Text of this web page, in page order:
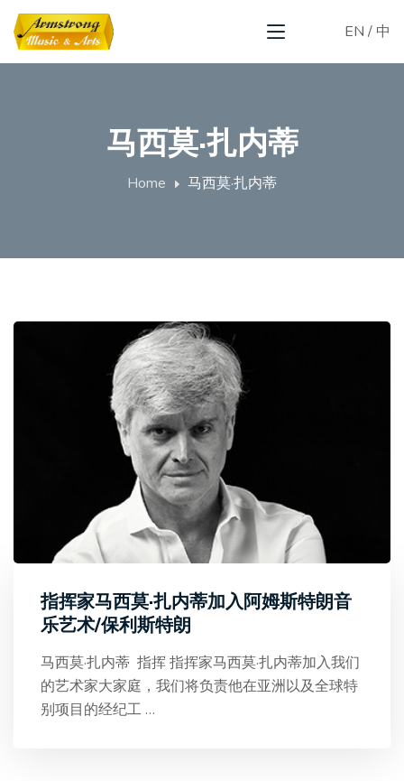
EN / 中
马西莫·扎内蒂
Home 马西莫·扎内蒂
指挥家马西莫·扎内蒂加入阿姆斯特朗音
乐艺术/保利斯特朗
马西莫·扎内蒂 指挥 指挥家马西莫·扎内蒂加入我们
的艺术家大家庭，我们将负责他在亚洲以及全球特
别项目的经纪工 …